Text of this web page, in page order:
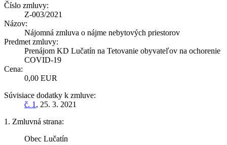
Číslo zmluvy:
Z-003/2021
Názov:
Nájomná zmluva o nájme nebytových priestorov
Predmet zmluvy:
Prenájom KD Lučatín na Tetovanie obyvateľov na ochorenie
COVID-19
Cena:
0,00 EUR
Súvisiace dodatky k zmluve:
č. 1 , 25. 3. 2021
1. Zmluvná strana:
Obec Lučatín